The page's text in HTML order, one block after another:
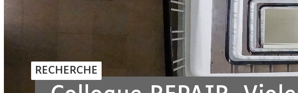
RECHERCHE